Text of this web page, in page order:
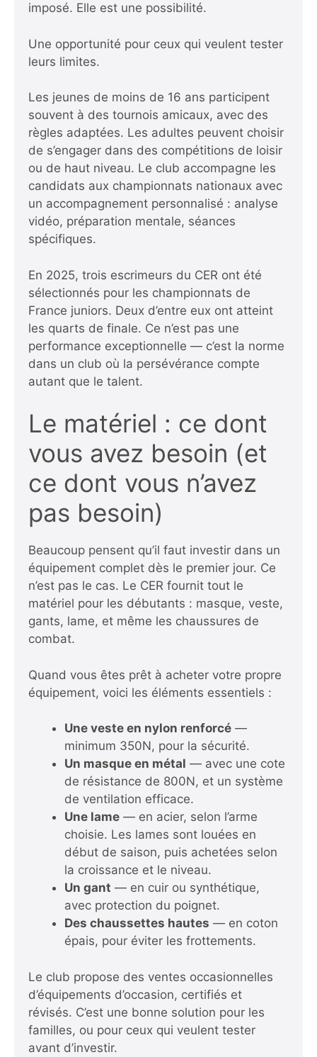
imposé. Elle est une possibilité.
Une opportunité pour ceux qui veulent tester
leurs limites.
Les jeunes de moins de 16 ans participent
souvent à des tournois amicaux, avec des
règles adaptées. Les adultes peuvent choisir
de s’engager dans des compétitions de loisir
ou de haut niveau. Le club accompagne les
candidats aux championnats nationaux avec
un accompagnement personnalisé : analyse
vidéo, préparation mentale, séances
spécifiques.
En 2025, trois escrimeurs du CER ont été
sélectionnés pour les championnats de
France juniors. Deux d’entre eux ont atteint
les quarts de finale. Ce n’est pas une
performance exceptionnelle — c’est la norme
dans un club où la persévérance compte
autant que le talent.
Le matériel : ce dont
vous avez besoin (et
ce dont vous n’avez
pas besoin)
Beaucoup pensent qu’il faut investir dans un
équipement complet dès le premier jour. Ce
n’est pas le cas. Le CER fournit tout le
matériel pour les débutants : masque, veste,
gants, lame, et même les chaussures de
combat.
Quand vous êtes prêt à acheter votre propre
équipement, voici les éléments essentiels :
Une veste en nylon renforcé —
minimum 350N, pour la sécurité.
Un masque en métal — avec une cote
de résistance de 800N, et un système
de ventilation efficace.
Une lame — en acier, selon l’arme
choisie. Les lames sont louées en
début de saison, puis achetées selon
la croissance et le niveau.
Un gant — en cuir ou synthétique,
avec protection du poignet.
Des chaussettes hautes — en coton
épais, pour éviter les frottements.
Le club propose des ventes occasionnelles
d’équipements d’occasion, certifiés et
révisés. C’est une bonne solution pour les
familles, ou pour ceux qui veulent tester
avant d’investir.